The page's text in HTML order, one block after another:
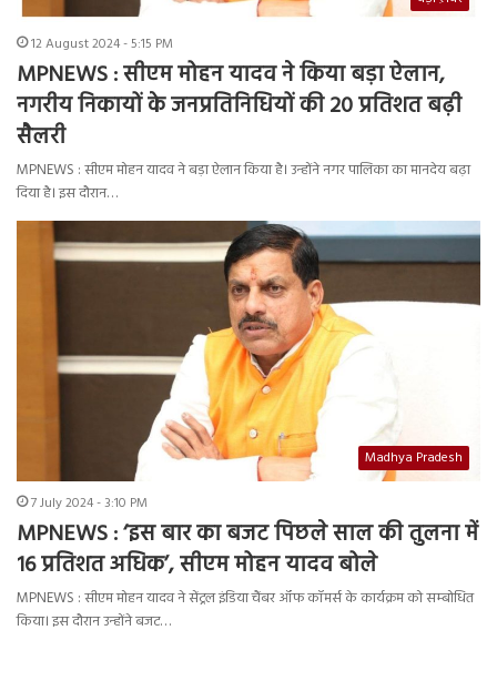
12 August 2024 - 5:15 PM
MPNEWS : सीएम मोहन यादव ने किया बड़ा ऐलान,
नगरीय निकायों के जनप्रतिनिधियों की 20 प्रतिशत बढ़ी
सैलरी
MPNEWS : सीएम मोहन यादव ने बड़ा ऐलान किया है। उन्होंने नगर पालिका का मानदेय बढ़ा
दिया है। इस दौरान…
Madhya Pradesh
7 July 2024 - 3:10 PM
MPNEWS : ‘इस बार का बजट पिछले साल की तुलना में
16 प्रतिशत अधिक’, सीएम मोहन यादव बोले
MPNEWS : सीएम मोहन यादव ने सेंट्रल इंडिया चैंबर ऑफ कॉमर्स के कार्यक्रम को सम्बोधित
किया। इस दौरान उन्होंने बजट…